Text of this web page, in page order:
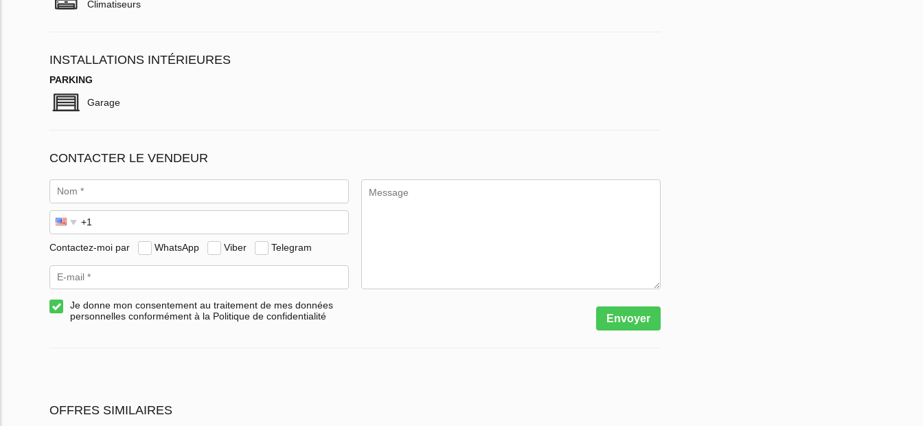
Climatiseurs
INSTALLATIONS INTÉRIEURES
PARKING
Garage
CONTACTER LE VENDEUR
Contactez-moi par WhatsApp Viber Telegram
Je donne mon consentement au traitement de mes données
personnelles conformément à la Politique de confidentialité
Envoyer
OFFRES SIMILAIRES